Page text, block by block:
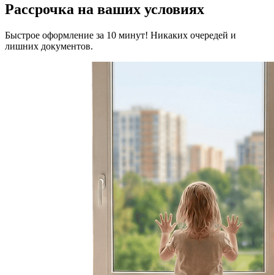
Рассрочка на ваших условиях
Быстрое оформление за 10 минут! Никаких очередей и
лишних документов.